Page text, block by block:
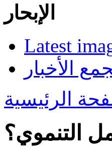
الإبحار
Latest
الأخبار
الرئيسية
التنموي؟